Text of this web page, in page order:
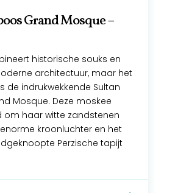
Grand Mosque –
historische souks en
architectuur, maar het
de indrukwekkende Sultan
Mosque. Deze moskee
om haar witte zandstenen
kroonluchter en het
Perzische tapijt